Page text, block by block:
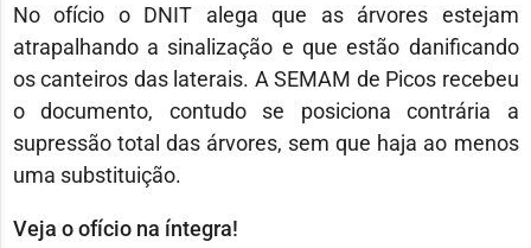
No ofício o DNIT alega que as árvores estejam
atrapalhando a sinalização e que estão danificando
os canteiros das laterais. A SEMAM de Picos recebeu
o documento, contudo se posiciona contrária a
supressão total das árvores, sem que haja ao menos
uma substituição.
Veja o ofício na íntegra!